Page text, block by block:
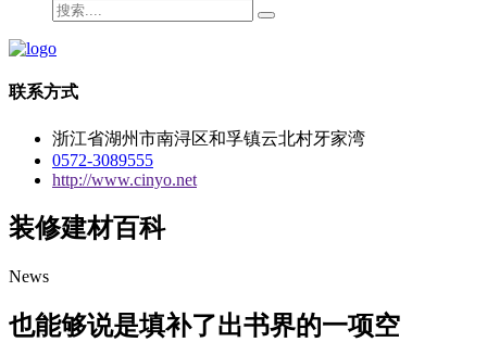
联系方式
浙江省湖州市南浔区和孚镇云北村牙家湾
0572-3089555
http://www.cinyo.net
装修建材百科
News
也能够说是填补了出书界的一项空